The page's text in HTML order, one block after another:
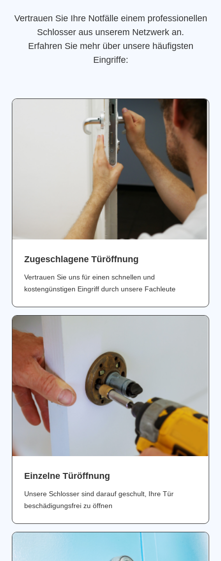
Vertrauen Sie Ihre Notfälle einem professionellen
Schlosser aus unserem Netzwerk an.
Erfahren Sie mehr über unsere häufigsten
Eingriffe:
Zugeschlagene Türöffnung
Vertrauen Sie uns für einen schnellen und
kostengünstigen Eingriff durch unsere Fachleute
Einzelne Türöffnung
Unsere Schlosser sind darauf geschult, Ihre Tür
beschädigungsfrei zu öffnen